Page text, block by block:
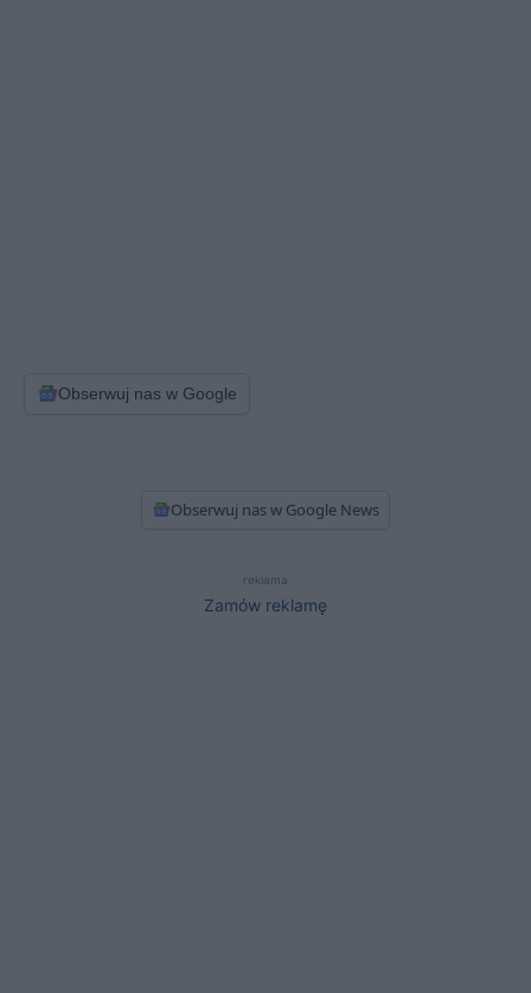
Obserwuj nas w Google
Obserwuj nas w Google News
reklama
Zamów reklamę